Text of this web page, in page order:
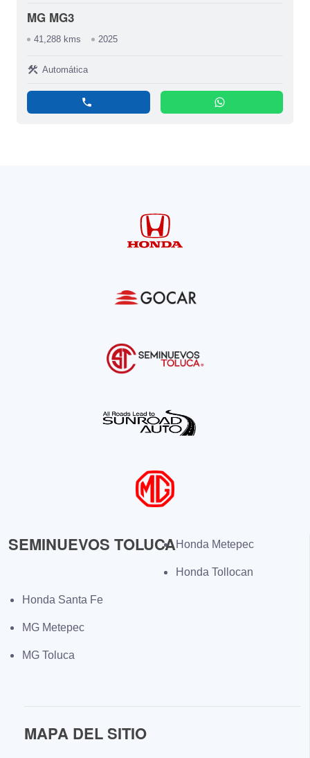
MG MG3
41,288 kms 2025
construction Automática
phone whatsapp
SEMINUEVOS TOLUCAHonda Metepec
Honda Tollocan
Honda Santa Fe
MG Metepec
MG Toluca
MAPA DEL SITIO